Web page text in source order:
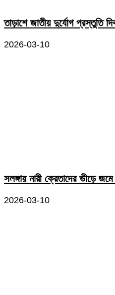
তাড়াশে জাতীয় দুর্যোগ প্রস্তুতি
2026-03-10
সলঙ্গায় নারী ক্রেতাদের ভীড়ে
2026-03-10